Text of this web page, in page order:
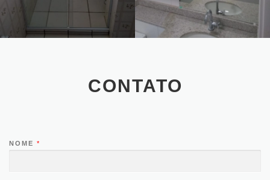
CONTATO
NOME *